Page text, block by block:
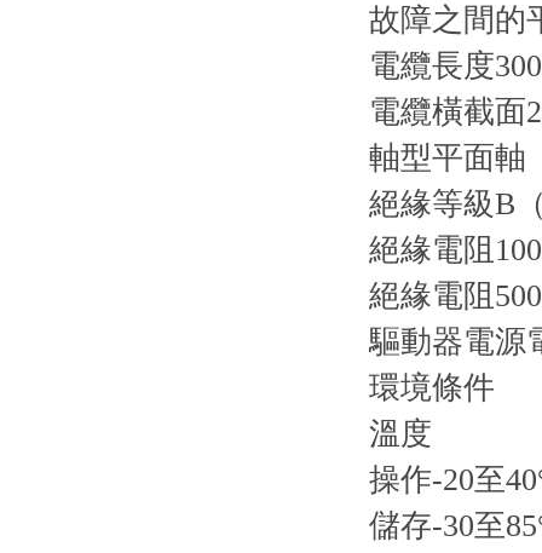
故障之間的
電纜長度
電纜橫截面
軸型平面軸
絕緣等級B
絕緣電阻
絕緣電阻
驅動器電源
環境條件
溫度
操作-20至
儲存-30至